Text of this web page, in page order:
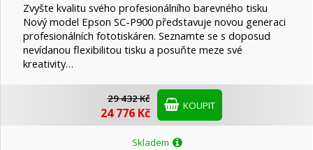
Zvyšte kvalitu svého profesionálního barevného tisku
Nový model Epson SC-P900 představuje novou generaci
profesionálních fototiskáren. Seznamte se s doposud
nevídanou flexibilitou tisku a posuňte meze své
kreativity…
29 432 Kč
24 776 Kč KOUPIT
Skladem